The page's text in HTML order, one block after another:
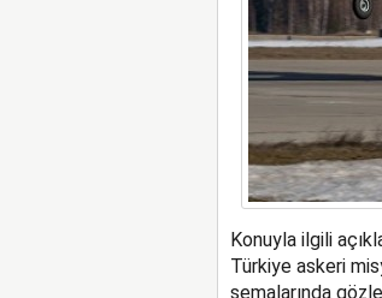
Konuyla ilgili
Türkiye askeri
semalarında